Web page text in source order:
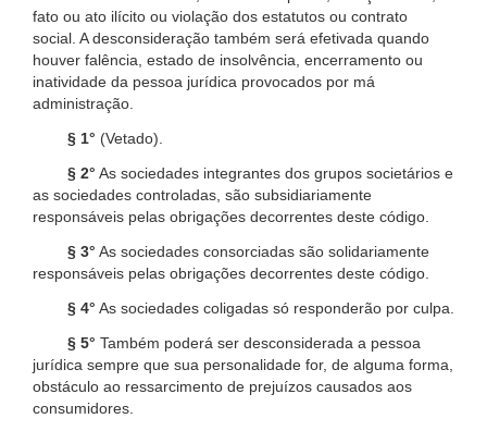
fato ou ato ilícito ou violação dos estatutos ou contrato
social. A desconsideração também será efetivada quando
houver falência, estado de insolvência, encerramento ou
inatividade da pessoa jurídica provocados por má
administração.
§ 1° (Vetado).
§ 2° As sociedades integrantes dos grupos societários e
as sociedades controladas, são subsidiariamente
responsáveis pelas obrigações decorrentes deste código.
§ 3° As sociedades consorciadas são solidariamente
responsáveis pelas obrigações decorrentes deste código.
§ 4° As sociedades coligadas só responderão por culpa.
§ 5° Também poderá ser desconsiderada a pessoa
jurídica sempre que sua personalidade for, de alguma forma,
obstáculo ao ressarcimento de prejuízos causados aos
consumidores.